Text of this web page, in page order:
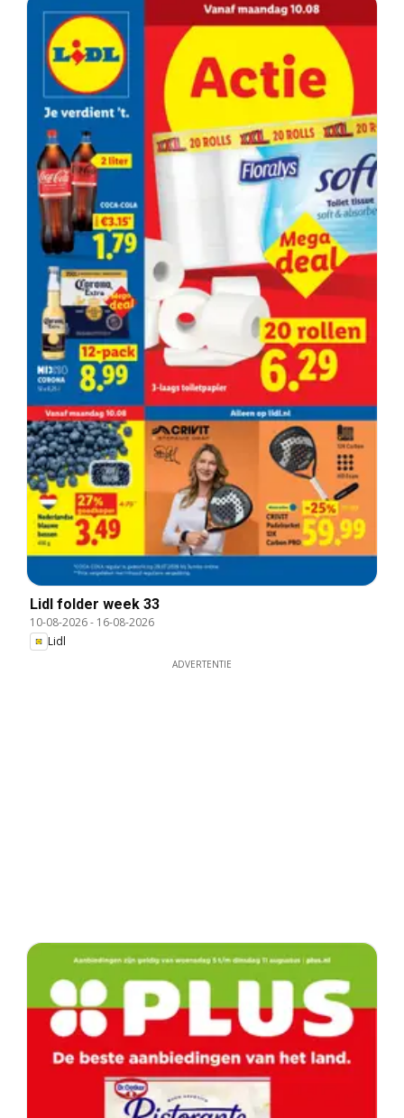
Lidl folder week 33
10-08-2026- 16-08-2026
Lidl
ADVERTENTIE